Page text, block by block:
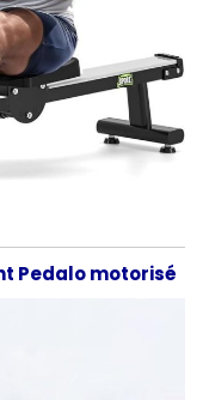
Pedalo motorisé